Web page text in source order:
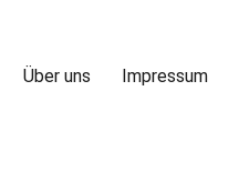
Über uns Impressum